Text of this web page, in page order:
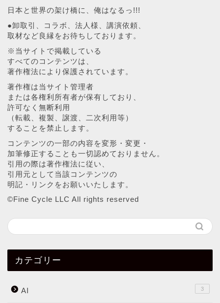
日本と世界の架け橋に、俺はなるっ!!!
●卸取引、コラボ、法人様、講演依頼、
取材など良縁をお待ちしております。
※当サイトで掲載している
すべてのコンテンツは、
著作権法により保護されています。
著作権は当サイト管理者
または各権利所有者が保有しており、
許可なく無断利用
（転載、複製、譲渡、二次利用等）
することを禁止します。
コンテンツの一部の内容を変形・変更・
加筆修正することも一切認めておりません。
引用の際は著作権法に従い、
引用元として当該コンテンツの
明記・リンクをお願いいたします。
©︎Fine Cycle LLC All rights reserved
カテゴリー
AI 3